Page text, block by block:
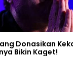
Donasikan
Bikin Kaget!